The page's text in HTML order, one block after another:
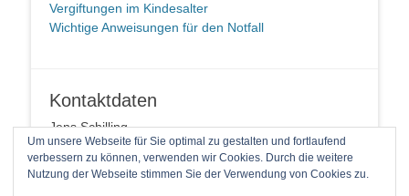
Vergiftungen im Kindesalter
Wichtige Anweisungen für den Notfall
Kontaktdaten
Jens Schilling
58091 Hagen
Telefon: +49 2337 94 90 14 1
E-Mail
Um unsere Webseite für Sie optimal zu gestalten und fortlaufend
verbessern zu können, verwenden wir Cookies. Durch die weitere
Nutzung der Webseite stimmen Sie der Verwendung von Cookies zu.